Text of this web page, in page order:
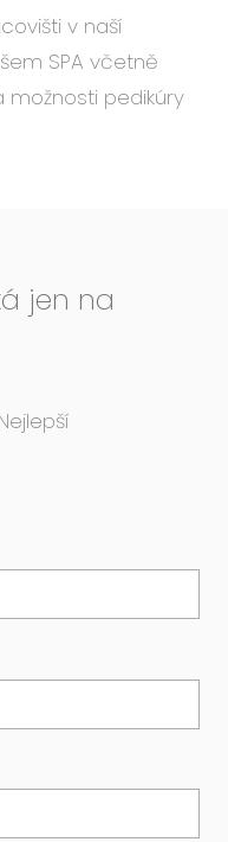
v naší
SPA včetně
pedikúry
jen na